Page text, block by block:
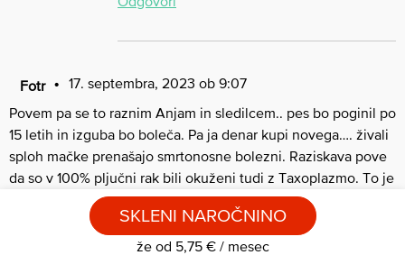
Fotr
17. septembra, 2023 ob 9:07
Povem pa se to raznim Anjam in sledilcem.. pes bo poginil po
15 letih in izguba bo boleča. Pa ja denar kupi novega…. živali
sploh mačke prenašajo smrtonosne bolezni. Raziskava pove
da so v 100% pljučni rak bili okuženi tudi z Taxoplazmo. To je
parazit ki kroži med macko in glodalci, miši podgane,… ta
zanimiv vragec preveže možganske centre in tako glodalec
misli da je mačka njen je.ač…. jasno maček miško pohrusta in
SKLENI NAROČNINO
že od 5,75 € / mesec